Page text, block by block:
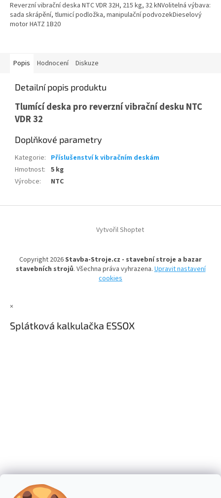
Reverzní vibrační deska NTC VDR 32H, 215 kg, 32 kNVolitelná výbava:
sada skrápění, tlumicí podložka, manipulační podvozekDieselový
motor HATZ 1B20
Popis Hodnocení Diskuze
Detailní popis produktu
Tlumící deska pro reverzní vibrační desku NTC
VDR 32
Doplňkové parametry
Kategorie: Příslušenství k vibračním deskám
Hmotnost: 5 kg
Výrobce: NTC
Vytvořil Shoptet
Copyright 2026Stavba-Stroje.cz - stavební stroje a bazar
stavebních strojů. Všechna práva vyhrazena.Upravit nastavení
cookies
×
Splátková kalkulačka ESSOX